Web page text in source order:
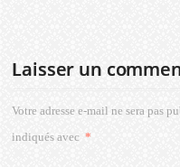
Laisser un
Votre adresse e-mail ne sera pas
indiqués avec *